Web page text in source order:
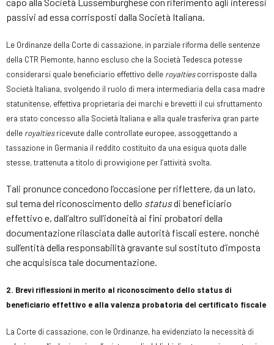
passivi ad essa corrisposti dalla Società Italiana.
Le Ordinanze della Corte di cassazione, in parziale riforma delle sentenze
della CTR Piemonte, hanno escluso che la Società Tedesca potesse
considerarsi quale beneficiario effettivo delle royaltiescorrisposte dalla
Società Italiana, svolgendo il ruolo di mera intermediaria della casa madre
statunitense, effettiva proprietaria dei marchi e brevetti il cui sfruttamento
era stato concesso alla Società Italiana e alla quale trasferiva gran parte
delle royaltiesricevute dalle controllate europee, assoggettando a
tassazione in Germania il reddito costituito da una esigua quota dalle
stesse, trattenuta a titolo di provvigione per l’attività svolta.
Tali pronunce concedono l’occasione per riflettere, da un lato,
sul tema del riconoscimento dello statusdi beneficiario
effettivo e, dall’altro sull’idoneità ai fini probatori della
documentazione rilasciata dalle autorità fiscali estere, nonché
sull’entità della responsabilità gravante sul sostituto d’imposta
che acquisisca tale documentazione.
2. Brevi riflessioni in merito al riconoscimento dello status di
beneficiario effettivo e alla valenza probatoria del certificato fiscale
La Corte di cassazione, con le Ordinanze, ha evidenziato la necessità di